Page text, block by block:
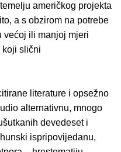
američkog projekta
a s obzirom na potrebe
većoj ili manjoj mjeri
koji slični
literature i opsežno
alternativnu, mnogo
devedeset i
ispripovijedanu,